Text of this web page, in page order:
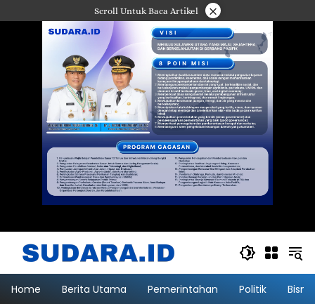
ke
Scroll Untuk Baca Artikel ×
Home Berita Utama Pemerintahan Politik